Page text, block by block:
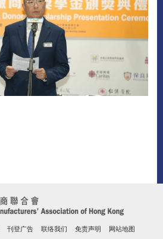
刊登广告 联络我们 免责声明 网站地图